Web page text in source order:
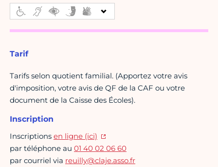
Tarif
Tarifs selon quotient familial. (Apportez votre avis
d'imposition, votre avis de QF de la CAF ou votre
document de la Caisse des Écoles).
Inscription
Inscriptions en ligne (ici)
par téléphone au 01 40 02 06 60
par courriel via reuilly@claje.asso.fr